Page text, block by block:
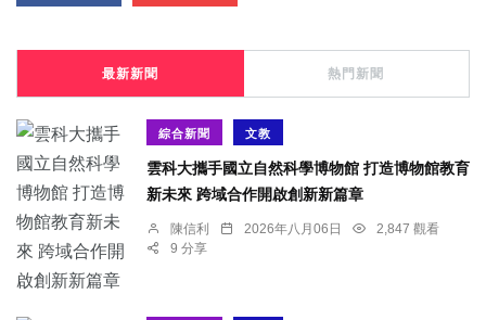
最新新聞 熱門新聞
綜合新聞 文教
雲科大攜手國立自然科學博物館 打造博物館教育
新未來 跨域合作開啟創新新篇章
陳信利 2026年八月06日
2,847 觀看
9 分享